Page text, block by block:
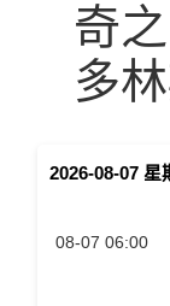
奇
多
2026-08-07 星
08-07 06:00